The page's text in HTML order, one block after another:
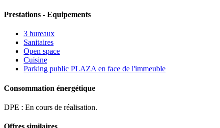
Prestations - Equipements
3 bureaux
Sanitaires
Open space
Cuisine
Parking public PLAZA en face de l'immeuble
Consommation énergétique
DPE : En cours de réalisation.